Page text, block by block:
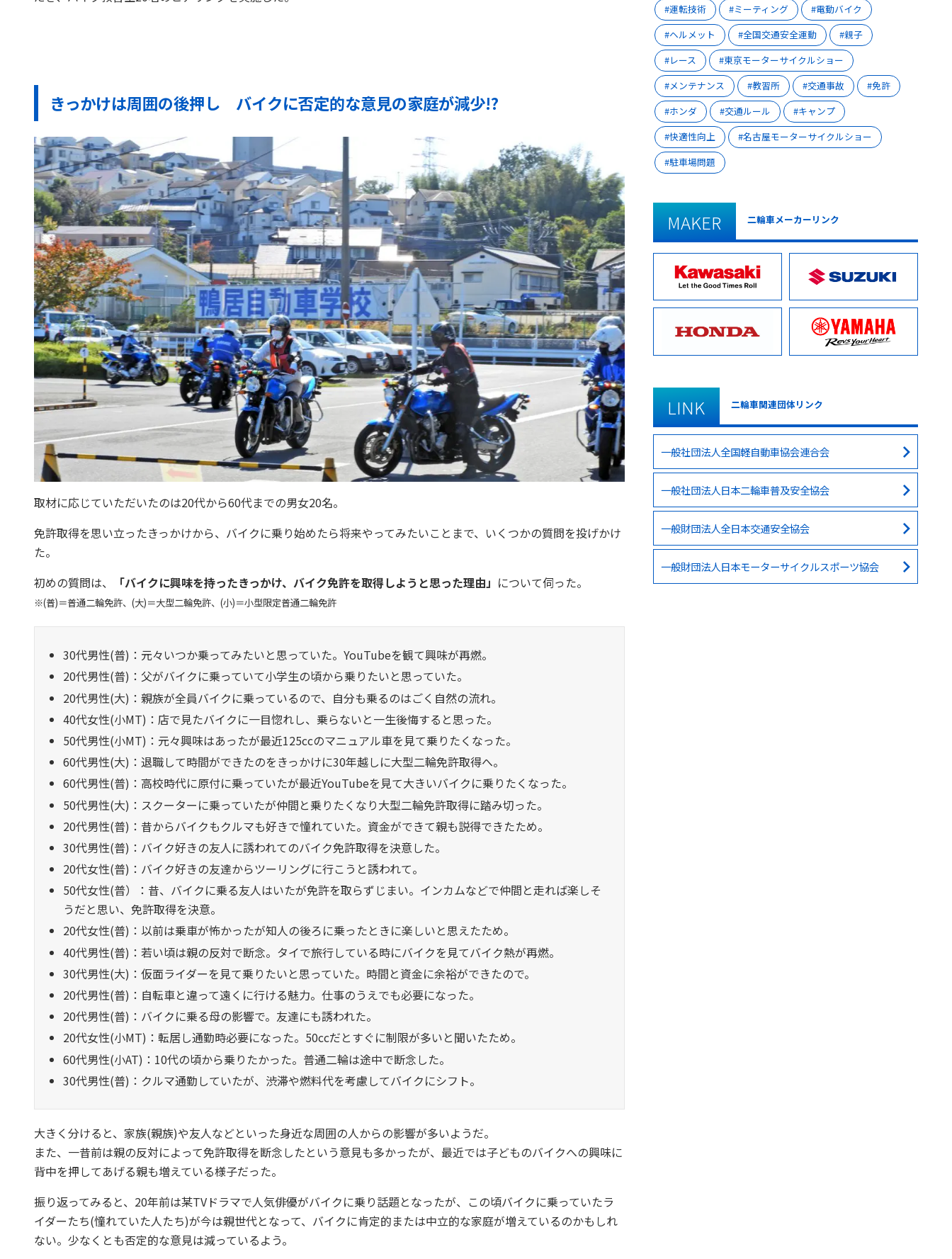
きっかけは周囲の後押し バイクに否定的な意見の家庭が減少!?
取材に応じていただいたのは20代から60代までの男女20名。
免許取得を思い立ったきっかけから、バイクに乗り始めたら将来やってみたいことまで、いくつかの質問を投げかけ
た。
初めの質問は、
「バイクに興味を持ったきっかけ、バイク免許を取得しようと思った理由」 について伺った。
※(普)＝普通二輪免許、(大)＝大型二輪免許、(小)＝小型限定普通二輪免許
30代男性(普)：元々いつか乗ってみたいと思っていた。YouTubeを観て興味が再燃。
20代男性(普)：父がバイクに乗っていて小学生の頃から乗りたいと思っていた。
20代男性(大)：親族が全員バイクに乗っているので、自分も乗るのはごく自然の流れ。
40代女性(小MT)：店で見たバイクに一目惚れし、乗らないと一生後悔すると思った。
50代男性(小MT)：元々興味はあったが最近125ccのマニュアル車を見て乗りたくなった。
60代男性(大)：退職して時間ができたのをきっかけに30年越しに大型二輪免許取得へ。
60代男性(普)：高校時代に原付に乗っていたが最近YouTubeを見て大きいバイクに乗りたくなった。
50代男性(大)：スクーターに乗っていたが仲間と乗りたくなり大型二輪免許取得に踏み切った。
20代男性(普)：昔からバイクもクルマも好きで憧れていた。資金ができて親も説得できたため。
30代男性(普)：バイク好きの友人に誘われてのバイク免許取得を決意した。
20代女性(普)：バイク好きの友達からツーリングに行こうと誘われて。
50代女性(普）：昔、バイクに乗る友人はいたが免許を取らずじまい。インカムなどで仲間と走れば楽しそ
うだと思い、免許取得を決意。
20代女性(普)：以前は乗車が怖かったが知人の後ろに乗ったときに楽しいと思えたため。
40代男性(普)：若い頃は親の反対で断念。タイで旅行している時にバイクを見てバイク熱が再燃。
30代男性(大)：仮面ライダーを見て乗りたいと思っていた。時間と資金に余裕ができたので。
20代男性(普)：自転車と違って遠くに行ける魅力。仕事のうえでも必要になった。
20代男性(普)：バイクに乗る母の影響で。友達にも誘われた。
20代女性(小MT)：転居し通勤時必要になった。50ccだとすぐに制限が多いと聞いたため。
60代男性(小AT)：10代の頃から乗りたかった。普通二輪は途中で断念した。
30代男性(普)：クルマ通勤していたが、渋滞や燃料代を考慮してバイクにシフト。
大きく分けると、家族(親族)や友人などといった身近な周囲の人からの影響が多いようだ。
また、一昔前は親の反対によって免許取得を断念したという意見も多かったが、最近では子どものバイクへの興味に
背中を押してあげる親も増えている様子だった。
振り返ってみると、20年前は某TVドラマで人気俳優がバイクに乗り話題となったが、この頃バイクに乗っていたラ
イダーたち(憧れていた人たち)が今は親世代となって、バイクに肯定的または中立的な家庭が増えているのかもしれ
ない。少なくとも否定的な意見は減っているよう。
運転技術
ミーティング
電動バイク
ヘルメット
全国交通安全運動
親子
レース
東京モーターサイクルショー
メンテナンス
教習所 交通事故
免許
ホンダ
交通ルール
キャンプ
快適性向上
名古屋モーターサイクルショー
駐車場問題
MAKER 二輪車メーカーリンク
LINK 二輪車関連団体リンク
一般社団法人全国軽自動車協会連合会
一般社団法人日本二輪車普及安全協会
一般財団法人全日本交通安全協会
一般財団法人日本モーターサイクルスポーツ協会